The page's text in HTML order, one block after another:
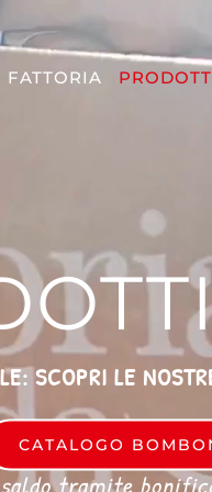
FATTORIA
SCOPRI LE
CATALOGO
tramite